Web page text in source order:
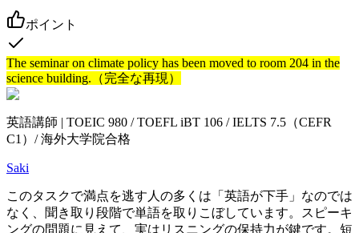
ポイント
The seminar on climate policy has been moved to room 204 in the
science building.（完全な再現）
英語講師 | TOEIC 980 / TOEFL iBT 106 / IELTS 7.5（CEFR
C1）/ 海外大学院合格
Saki
このタスクで満点を逃す人の多くは「英語が下手」なのでは
なく、聞き取り段階で単語を取りこぼしています。スピーキ
ングの問題に見えて、実はリスニングの保持力が鍵です。短